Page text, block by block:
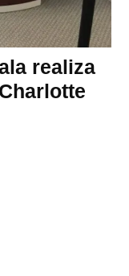
realiza